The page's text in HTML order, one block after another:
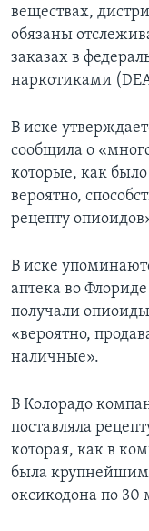
веществах,
обязаны
заказах в
наркотиками
В иске
сообщила о
которые, как
вероятно,
рецепту
В иске
аптека во
получали
«вероятно,
наличные».
В Колорадо
поставляла
которая, как в
была крупнейшим
оксикодона по 30